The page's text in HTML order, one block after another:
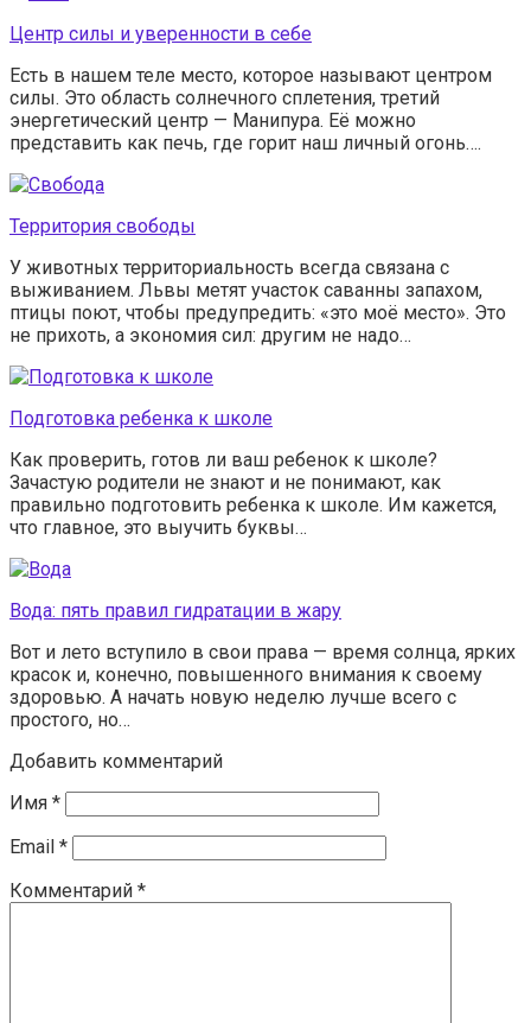
Центр силы и уверенности в себе
Есть в нашем теле место, которое называют центром
силы. Это область солнечного сплетения, третий
энергетический центр — Манипура. Её можно
представить как печь, где горит наш личный огонь….
Территория свободы
У животных территориальность всегда связана с
выживанием. Львы метят участок саванны запахом,
птицы поют, чтобы предупредить: «это моё место». Это
не прихоть, а экономия сил: другим не надо…
Подготовка ребенка к школе
Как проверить, готов ли ваш ребенок к школе?
Зачастую родители не знают и не понимают, как
правильно подготовить ребенка к школе. Им кажется,
что главное, это выучить буквы…
Вода: пять правил гидратации в жару
Вот и лето вступило в свои права — время солнца, ярких
красок и, конечно, повышенного внимания к своему
здоровью. А начать новую неделю лучше всего с
простого, но…
Добавить комментарий
Имя *
Email *
Комментарий *